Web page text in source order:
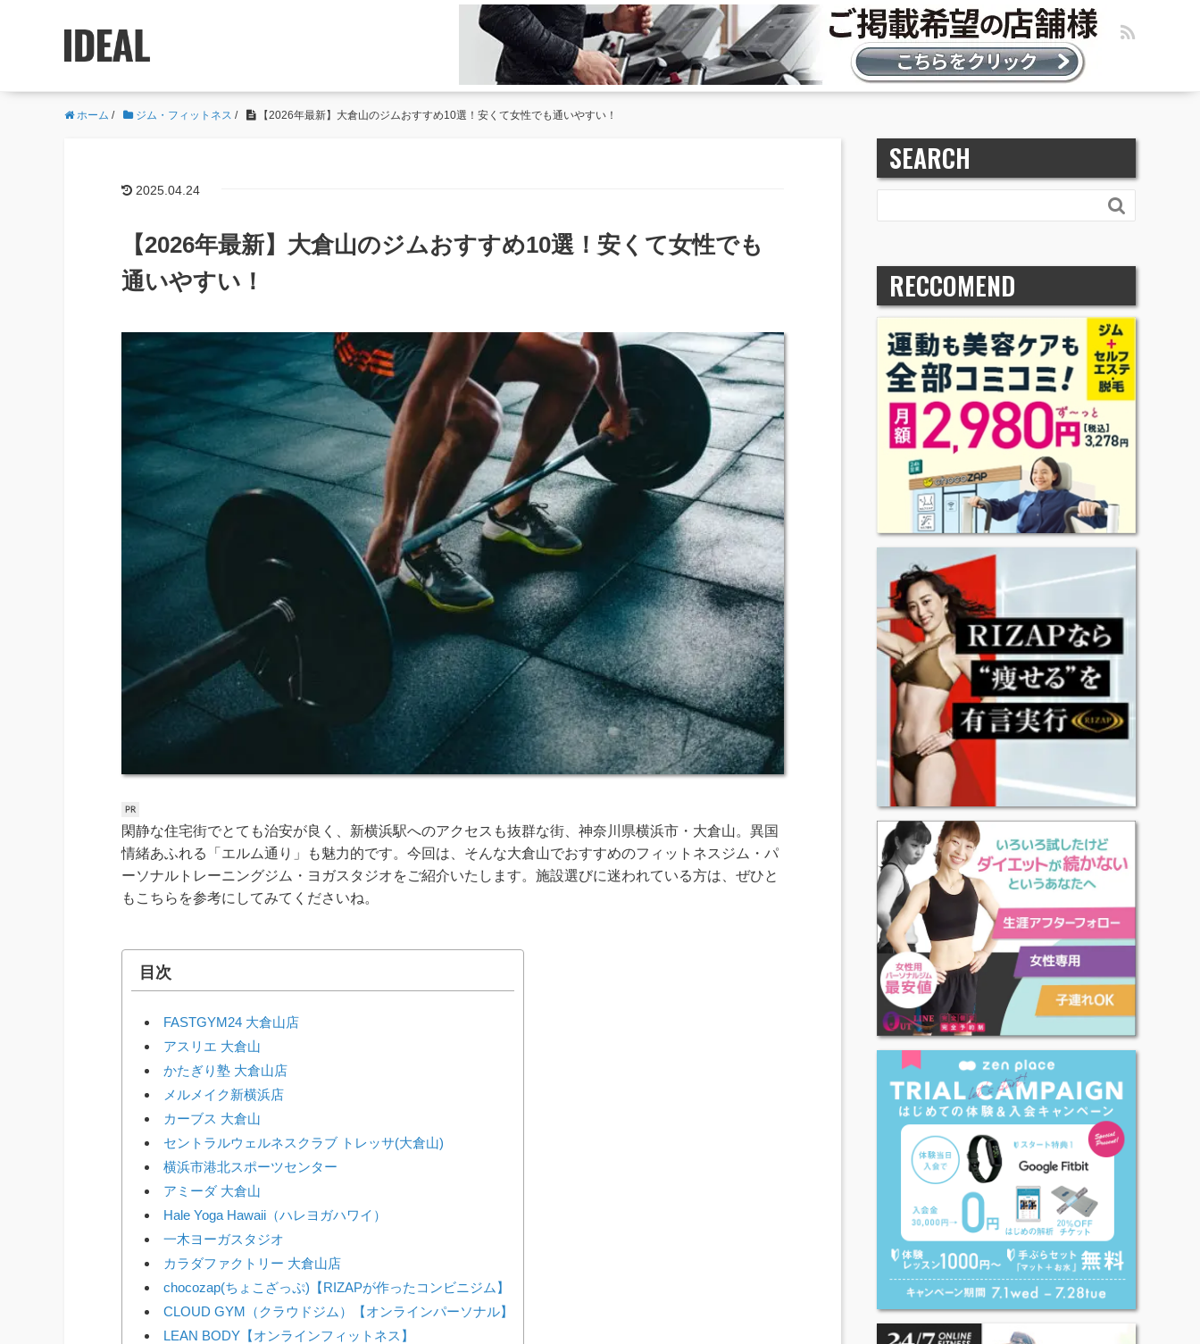
ホーム / ジム・フィットネス / 【2026年最新】大倉山のジムおすすめ10選！安くて女性でも通いやすい！
2025.04.24
【2026年最新】大倉山のジムおすすめ10選！安くて女性でも
通いやすい！
閑静な住宅街でとても治安が良く、新横浜駅へのアクセスも抜群な街、神奈川県横浜市・大倉山。異国
情緒あふれる「エルム通り」も魅力的です。今回は、そんな大倉山でおすすめのフィットネスジム・パ
ーソナルトレーニングジム・ヨガスタジオをご紹介いたします。施設選びに迷われている方は、ぜひと
もこちらを参考にしてみてくださいね。
目次
FASTGYM24 大倉山店
アスリエ 大倉山
かたぎり塾 大倉山店
メルメイク新横浜店
カーブス 大倉山
セントラルウェルネスクラブ トレッサ(大倉山)
横浜市港北スポーツセンター
アミーダ 大倉山
Hale Yoga Hawaii（ハレヨガハワイ）
一木ヨーガスタジオ
カラダファクトリー 大倉山店
chocozap(ちょこざっぷ)【RIZAPが作ったコンビニジム】
CLOUD GYM（クラウドジム）【オンラインパーソナル】
LEAN BODY【オンラインフィットネス】
SEARCH

RECCOMEND